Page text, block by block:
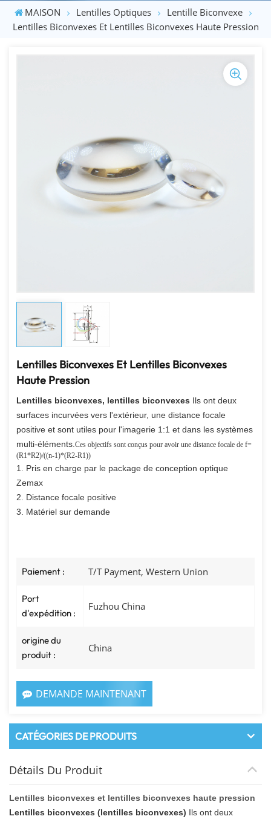
MAISON Lentilles Optiques
Lentille Biconvexe
Lentilles Biconvexes Et Lentilles Biconvexes Haute Pression
Lentilles Biconvexes Et Lentilles Biconvexes
Haute Pression
Lentilles biconvexes, lentilles biconvexes Ils ont deux
surfaces incurvées vers l'extérieur, une distance focale
positive et sont utiles pour l'imagerie 1:1 et dans les systèmes
multi-éléments. Ces objectifs sont conçus pour avoir une distance focale de f=
(R1*R2)/((n-1)*(R2-R1))
1. Pris en charge par le package de conception optique
Zemax
2. Distance focale positive
3. Matériel sur demande
Paiement : T/T Payment, Western Union
Port
d'expédition :
Fuzhou China
origine du
produit :
China
DEMANDE MAINTENANT
CATÉGORIES DE PRODUITS
Détails Du Produit
Lentilles biconvexes et lentilles biconvexes haute pression
Lentilles biconvexes (lentilles biconvexes) Ils ont deux